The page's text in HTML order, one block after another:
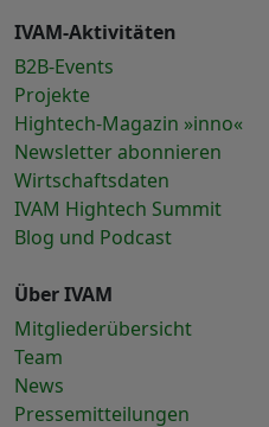
IVAM-Aktivitäten
B2B-Events
Projekte
Hightech-Magazin »inno«
Newsletter abonnieren
Wirtschaftsdaten
IVAM Hightech Summit
Blog und Podcast
Über IVAM
Mitgliederübersicht
Team
News
Pressemitteilungen